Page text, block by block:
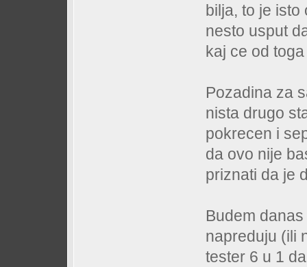
bilja, to je
nesto usput
kaj ce od
Pozadina za
nista drugo
pokrecen i
da ovo nije
priznati da je
Budem
napreduju (ili
tester 6 u 1